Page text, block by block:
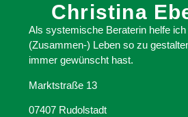
Christina
Als systemische Beraterin helfe ich
(Zusammen-) Leben so zu
immer gewünscht hast.
Marktstraße 13
07407 Rudolstadt